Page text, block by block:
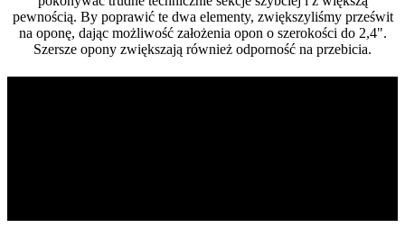
pewnością. By poprawić te dwa elementy, zwiększyliśmy prześwit
na oponę, dając możliwość założenia opon o szerokości do 2,4".
Szersze opony zwiększają również odporność na przebicia.